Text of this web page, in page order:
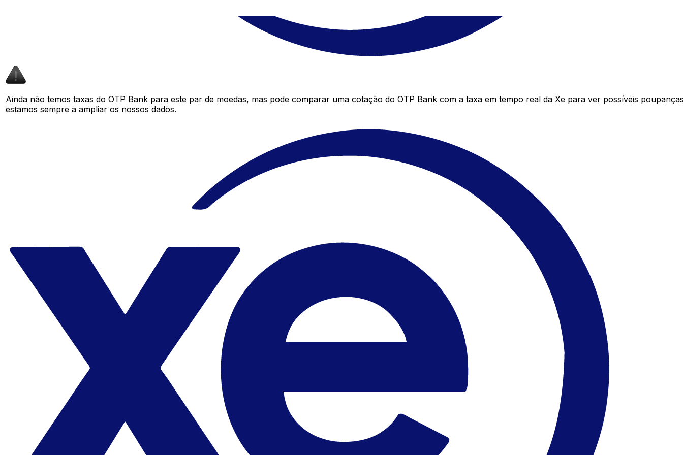
Ainda não temos taxas do OTP Bank para este par de moedas, mas pode comparar uma cotação do OTP Bank com a taxa em tempo real da Xe para ver possíveis
estamos sempre a ampliar os nossos dados.